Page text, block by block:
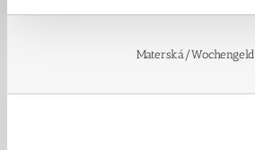
Materská/Wochengeld